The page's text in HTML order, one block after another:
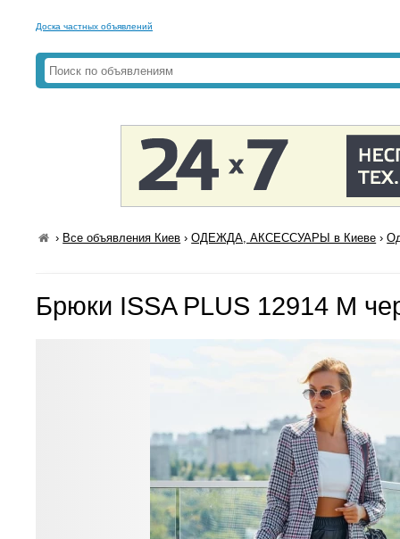
Доска частных объявлений
› Все объявления Киев ›ОДЕЖДА, АКСЕССУАРЫ в Киеве ›
Брюки ISSA PLUS 12914 M